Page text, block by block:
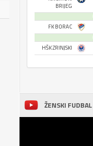
BRIJEG
FK BORAC
HŠK ZRINJSKI
ŽENSKI FUDBAL